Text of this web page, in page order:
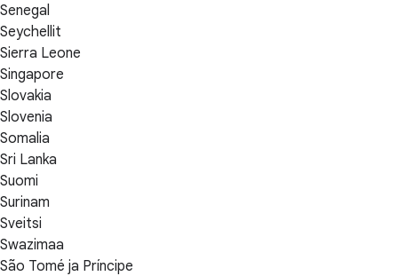
Senegal
Seychellit
Sierra Leone
Singapore
Slovakia
Slovenia
Somalia
Sri Lanka
Suomi
Surinam
Sveitsi
Swazimaa
São Tomé ja Príncipe